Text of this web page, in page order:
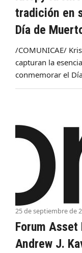
tradición en
Día de
/COMUNICAE/
capturan la
conmemorar el
25 de septiembre de
Forum
Andrew J.